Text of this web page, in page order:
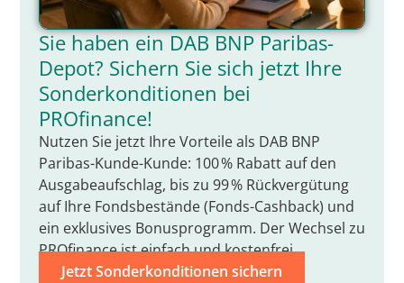
Sie haben ein DAB BNP Paribas-
Depot? Sichern Sie sich jetzt Ihre
Sonderkonditionen bei
PROfinance!
Nutzen Sie jetzt Ihre Vorteile als DAB BNP
Paribas-Kunde-Kunde: 100 % Rabatt auf den
Ausgabeaufschlag, bis zu 99 % Rückvergütung
auf Ihre Fondsbestände (Fonds-Cashback) und
ein exklusives Bonusprogramm. Der Wechsel zu
PROfinance ist einfach und kostenfrei.
Jetzt Sonderkonditionen sichern